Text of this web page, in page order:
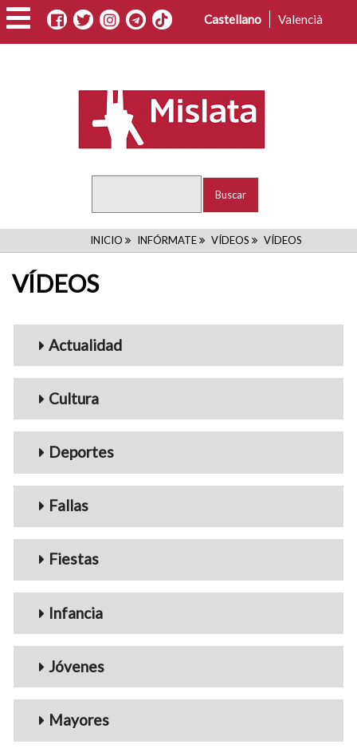
Pasar
al
contenido
Castellano Valencià
RUTA
INICIO INFÓRMATE VÍDEOS VÍDEOS
VÍDEOS
Menu_Videos
Actualidad
Cultura
Deportes
Fallas
Fiestas
Infancia
Jóvenes
Mayores